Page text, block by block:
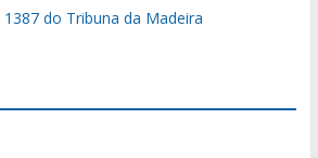
do Tribuna da Madeira